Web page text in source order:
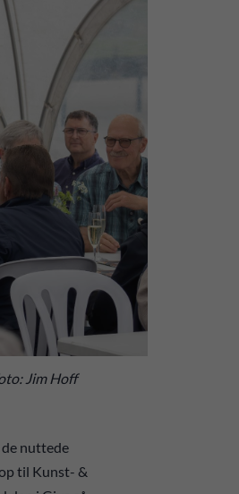
Jim Hoff
nuttede
til Kunst- &